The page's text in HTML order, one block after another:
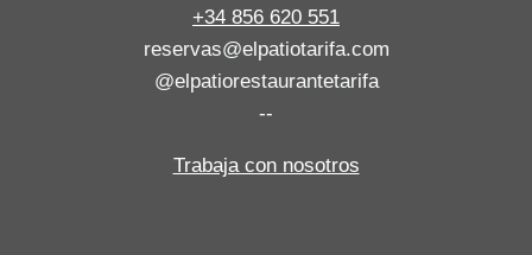
+34 856 620 551
reservas@elpatiotarifa.com
@elpatiorestaurantetarifa
--
Trabaja con nosotros